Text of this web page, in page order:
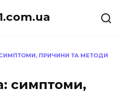
ПРИЧИНИ ТА МЕТОДИ
симптоми,